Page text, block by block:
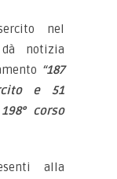
nel
notizia
“187
e 51
corso
alla